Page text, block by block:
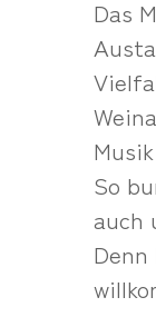
Das
So
auch